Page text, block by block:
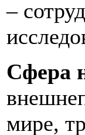
–
Сфера
мире,